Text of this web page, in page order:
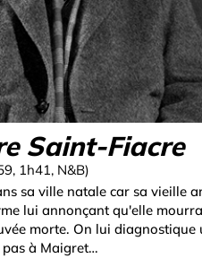
Saint-Fiacre
1h41, N&B)
sa ville natale car sa vieille
lui annonçant qu'elle
morte. On lui
pas à Maigret…